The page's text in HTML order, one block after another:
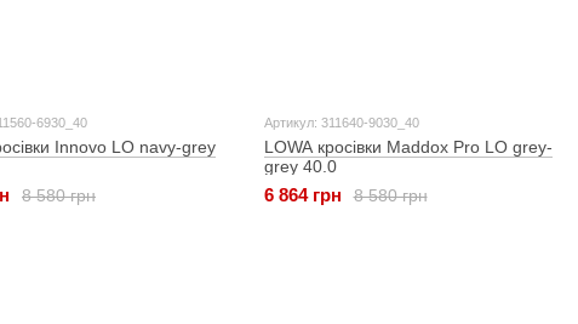
6930_40
Innovo LO navy-grey
8 580 грн
Артикул: 311640-9030_40
LOWA кросівки Maddox Pro LO grey-
grey 40.0
8 580 грн
6 864 грн